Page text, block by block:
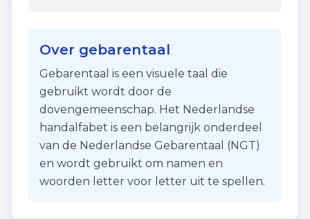
Over gebarentaal
Gebarentaal is een visuele taal die
gebruikt wordt door de
dovengemeenschap. Het Nederlandse
handalfabet is een belangrijk onderdeel
van de Nederlandse Gebarentaal (NGT)
en wordt gebruikt om namen en
woorden letter voor letter uit te spellen.